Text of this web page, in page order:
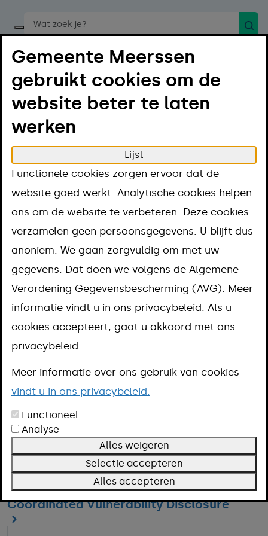
Start een spraakopdracht
Menu
Home Over deze website
Over deze
website
Proclaimer
Webarchief
Toegankelijkheid
Cookiebeleid
Privacyverklaring
Coordinated Vulnerability Disclosure
Gemeente Meerssen
gebruikt cookies om de
website beter te laten
werken
Lijst
Functionele cookies zorgen ervoor dat de
website goed werkt. Analytische cookies helpen
ons om de website te verbeteren. Deze cookies
verzamelen geen persoonsgegevens. U blijft dus
anoniem. We gaan zorgvuldig om met uw
gegevens. Dat doen we volgens de Algemene
Verordening Gegevensbescherming (AVG). Meer
informatie vindt u in ons privacybeleid. Als u
cookies accepteert, gaat u akkoord met ons
privacybeleid.
Meer informatie over ons gebruik van cookies
vindt u in ons privacybeleid.
Functioneel
Analyse
Alles weigeren
Selectie accepteren
Alles accepteren